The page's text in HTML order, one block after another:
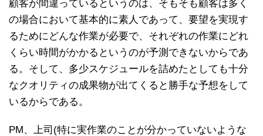
顧客が間違っているというのは、そもそも顧客は多く
の場合において基本的に素人であって、要望を実現す
るためにどんな作業が必要で、それぞれの作業にどれ
くらい時間がかかるというのが予測できないからであ
る。そして、多少スケジュールを詰めたとしても十分
なクオリティの成果物が出てくると勝手な予想をして
いるからである。
PM、上司(特に実作業のことが分かっていないような